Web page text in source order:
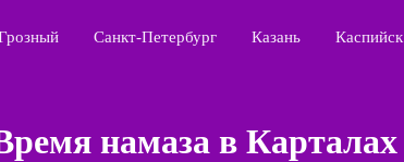
Санкт-Петербург Казань Каспийск
намаза в Карталах